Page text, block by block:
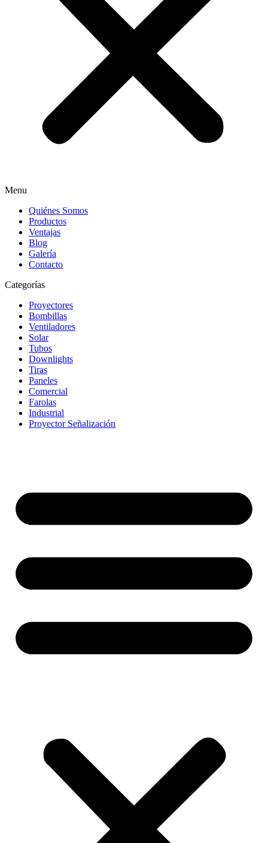
Menu
Quiénes Somos
Productos
Ventajas
Blog
Galería
Contacto
Categorías
Proyectores
Bombillas
Ventiladores
Solar
Tubos
Downlights
Tiras
Paneles
Comercial
Farolas
Industrial
Proyector Señalización